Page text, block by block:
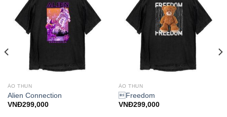
ÁO THUN
Alien Connection
VNĐ299,000
ÁO THUN
Freedom
VNĐ299,000